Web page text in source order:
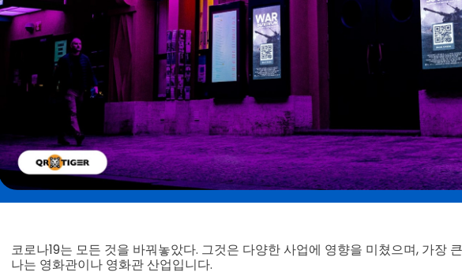
코로나19는 모든 것을 바꿔놓았다. 그것은 다양한 사업에 영향을 미쳤으며, 가장
나는 영화관이나 영화관 산업입니다.